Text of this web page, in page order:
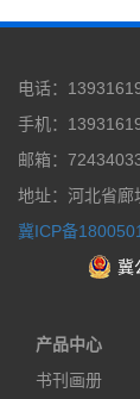
电话：
手机：
邮箱：
地址：河北省廊
冀ICP备
冀
产品中心
书刊画册